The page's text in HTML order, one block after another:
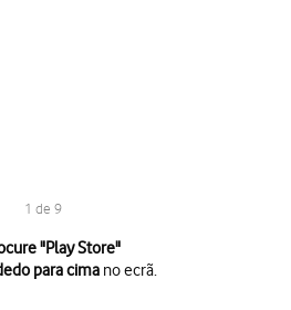
1 de 9
"Play Store"
para cima no ecrã.